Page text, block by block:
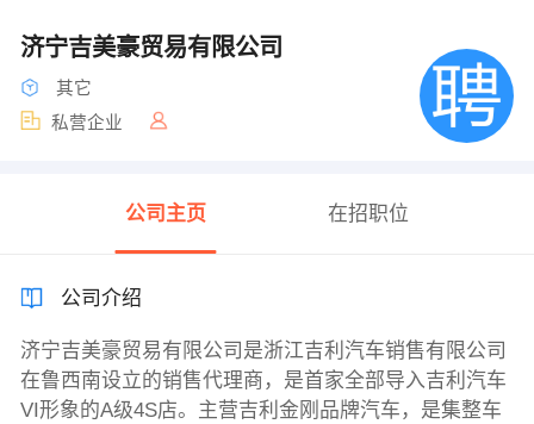
济宁吉美豪贸易有限公司
其它
私营企业
公司主页 在招职位
公司介绍
济宁吉美豪贸易有限公司是浙江吉利汽车销售有限公司
在鲁西南设立的销售代理商，是首家全部导入吉利汽车
VI形象的A级4S店。主营吉利金刚品牌汽车，是集整车